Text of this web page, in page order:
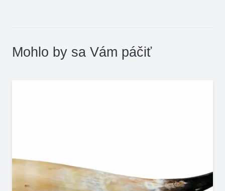
Mohlo by sa Vám páčiť